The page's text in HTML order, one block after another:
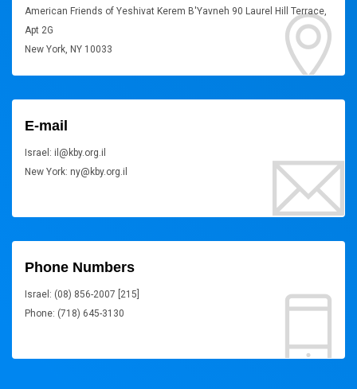
American Friends of Yeshivat Kerem B'Yavneh 90 Laurel Hill Terrace,
Apt 2G
New York, NY 10033
E-mail
Israel: il@kby.org.il
New York: ny@kby.org.il
Phone Numbers
Israel: (08) 856-2007 [215]
Phone: (718) 645-3130